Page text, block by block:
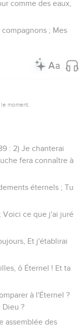
comme des eaux,
compagnons ; Mes
moment.
: 2) Je chanterai
fera connaître à
éternels ; Tu
Voici ce que j'ai juré
Et j'établirai
ô Éternel ! Et ta
à l'Éternel ?
Dieu ?
assemblée des